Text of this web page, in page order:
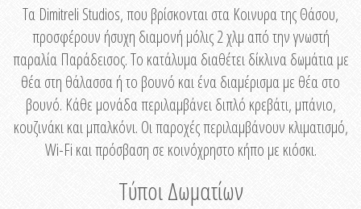
Τα Dimitreli Studios, που βρίσκονται στα Κοινυρα της Θάσου,
προσφέρουν ήσυχη διαμονή μόλις 2 χλμ από την γνωστή
παραλία Παράδεισος. Το κατάλυμα διαθέτει δίκλινα δωμάτια με
θέα στη θάλασσα ή το βουνό και ένα διαμέρισμα με θέα στο
βουνό. Κάθε μονάδα περιλαμβάνει διπλό κρεβάτι, μπάνιο,
κουζινάκι και μπαλκόνι. Οι παροχές περιλαμβάνουν κλιματισμό,
Wi-Fi και πρόσβαση σε κοινόχρηστο κήπο με κιόσκι.
Τύποι Δωματίων